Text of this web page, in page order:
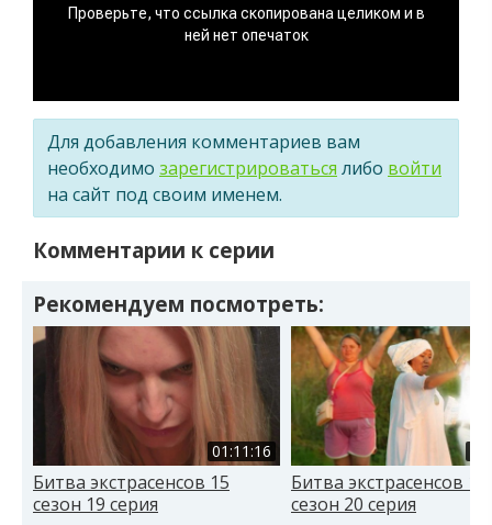
Для добавления комментариев вам
необходимо зарегистрироваться либо войти
на сайт под своим именем.
Комментарии к серии
Рекомендуем посмотреть:
01:11:16
Битва экстрасенсов 15
сезон 19 серия
Битва экстрасенсов 15
сезон 20 серия